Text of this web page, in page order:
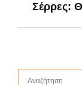
Σέρρες: